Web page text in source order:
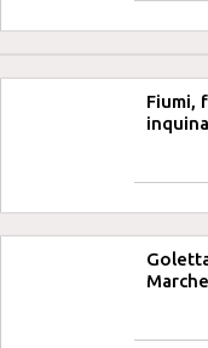
Fiumi,
Marche